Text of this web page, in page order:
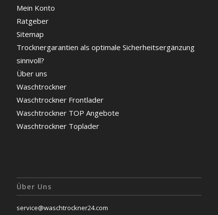
Mein Konto
Ratgeber
Sitemap
Trocknergarantien als optimale Sicherheitsergänzung
sinnvoll?
Über uns
Waschtrockner
Waschtrockner Frontlader
Waschtrockner TOP Angebote
Waschtrockner Toplader
Über Uns
service@waschtrockner24.com